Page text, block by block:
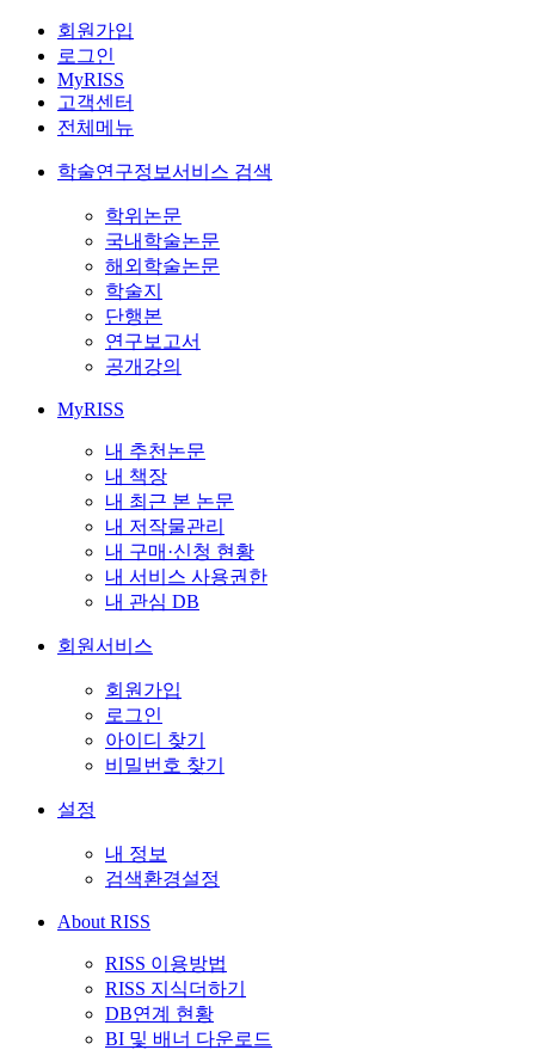
회원가입
로그인
MyRISS
고객센터
전체메뉴
학술연구정보서비스 검색
학위논문
국내학술논문
해외학술논문
학술지
단행본
연구보고서
공개강의
MyRISS
내 추천논문
내 책장
내 최근 본 논문
내 저작물관리
내 구매·신청 현황
내 서비스 사용권한
내 관심 DB
회원서비스
회원가입
로그인
아이디 찾기
비밀번호 찾기
설정
내 정보
검색환경설정
About RISS
RISS 이용방법
RISS 지식더하기
DB연계 현황
BI 및 배너 다운로드